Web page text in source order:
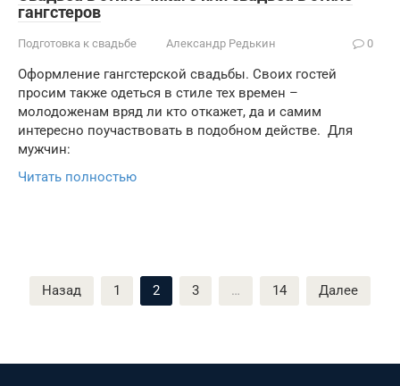
гангстеров
Подготовка к свадьбе Александр Редькин 0
Оформление гангстерской свадьбы. Своих гостей
просим также одеться в стиле тех времен –
молодоженам вряд ли кто откажет, да и самим
интересно поучаствовать в подобном действе. Для
мужчин:
Читать полностью
Пагинация
записей
Назад 1 2 3 … 14 Далее